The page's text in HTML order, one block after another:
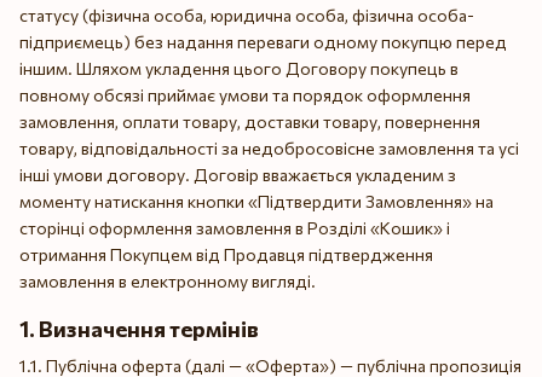
статусу (фізична особа, юридична особа, фізична особа-
підприємець) без надання переваги одному покупцю перед
іншим. Шляхом укладення цього Договору покупець в
повному обсязі приймає умови та порядок оформлення
замовлення, оплати товару, доставки товару, повернення
товару, відповідальності за недобросовісне замовлення та усі
інші умови договору. Договір вважається укладеним з
моменту натискання кнопки «Підтвердити Замовлення» на
сторінці оформлення замовлення в Розділі «Кошик» і
отримання Покупцем від Продавця підтвердження
замовлення в електронному вигляді.
1. Визначення термінів
1.1. Публічна оферта (далі — «Оферта») — публічна пропозиція